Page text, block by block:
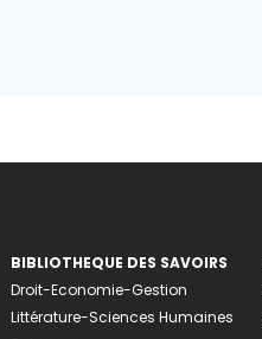
BIBLIOTHEQUE DES SAVOIRS
Droit-Economie-Gestion
Littérature-Sciences Humaines